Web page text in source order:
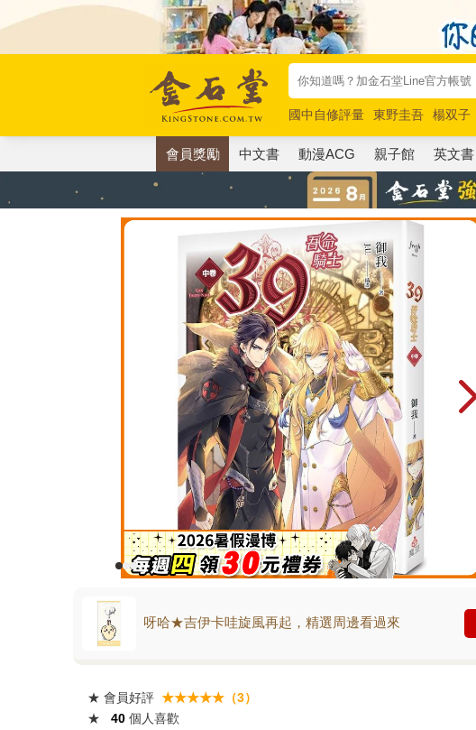
國中自修評量 東野圭吾 楊双子
唯紅花綻放
奧德賽 路邊攤新作
會員獎勵 中文書 動漫ACG 親子館 英文書
呀哈★吉伊卡哇旋風再起，精選周邊看過來
★ 會員好評 ★★★★★（3）
★
40 個人喜歡